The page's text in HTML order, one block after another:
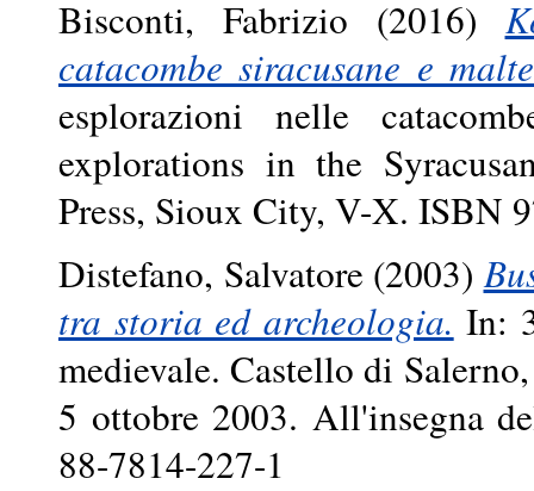
Bisconti, Fabrizio (2016)
catacombe siracusane e
esplorazioni nelle
explorations in the
Press, Sioux City, V-X. ISBN
Distefano, Salvatore (2003)
tra storia ed archeologia. In:
medievale. Castello di
5 ottobre 2003. All'insegna
88-7814-227-1